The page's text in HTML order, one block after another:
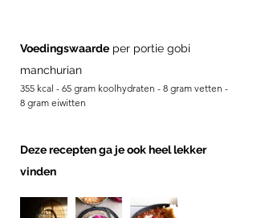
Voedingswaarde per portie gobi
manchurian
355 kcal - 65 gram koolhydraten - 8 gram vetten -
8 gram eiwitten
Deze recepten ga je ook heel lekker
vinden